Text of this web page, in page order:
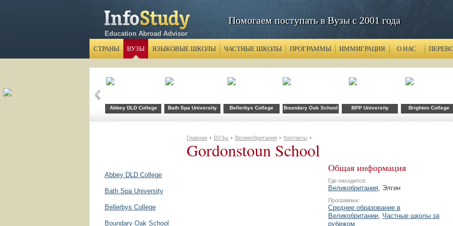
Education Abroad Advisor
Помогаем поступать в Вузы с 2001 года
СТРАНЫ ВУЗЫ ЯЗЫКОВЫЕ ШКОЛЫ ЧАСТНЫЕ ШКОЛЫ ПРОГРАММЫ ИММИГРАЦИЯ О НАС
Abbey DLD College Bath Spa University Bellerbys College Boundary Oak School BPP University Brighton College
Abbey DLD College
Bath Spa University
Bellerbys College
Boundary Oak School
Главная ВУЗы Великобритания Контакты
Gordonstoun School
Общая информация
Где находится:
Великобритания, Элгин
Программы:
Среднее образование в
Великобритании, Частные школы за
рубежом